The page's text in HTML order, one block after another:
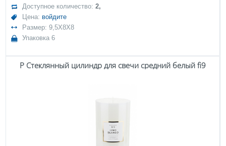
Доступное количество:2,
Цена: войдите
Размер: 9,5X8X8
Упаковка 6
P Стеклянный цилиндр для свечи средний белый fi9